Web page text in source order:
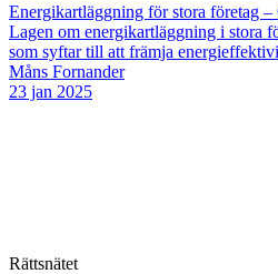
Energikartläggning för stora företag
Lagen om energikartläggning i stora
som syftar till att främja
Måns Fornander
23 jan 2025
Rättsnätet